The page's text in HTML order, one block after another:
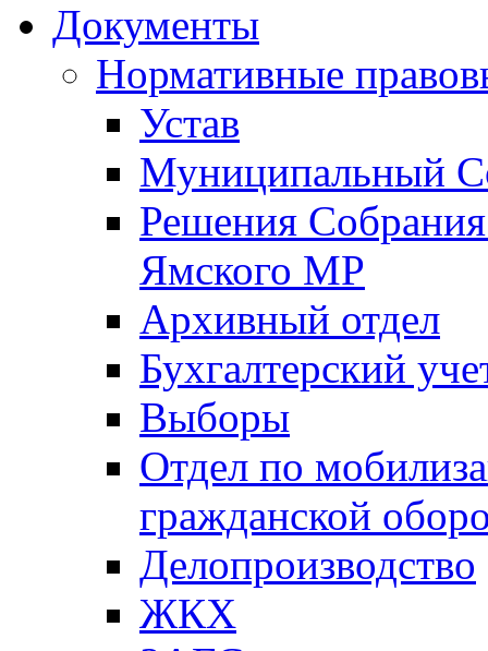
Документы
Нормативные
Устав
Муниципальный
Решения
Ямского МР
Архивный отдел
Бухгалтерский
Выборы
Отдел по
гражданской
Делопроизводство
ЖКХ